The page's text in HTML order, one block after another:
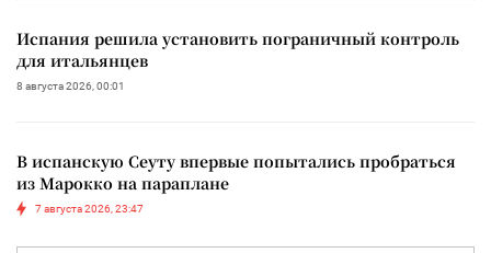
Испания решила установить пограничный контроль
для итальянцев
8 августа 2026, 00:01
В испанскую Сеуту впервые попытались пробраться
из Марокко на параплане
7 августа 2026, 23:47